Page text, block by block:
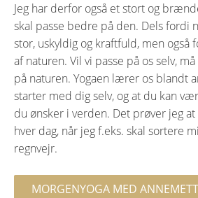
Jeg har derfor også et stort og
skal passe bedre på den. Dels fordi
stor, uskyldig og kraftfuld, men også
af naturen. Vil vi passe på os selv,
på naturen. Yogaen lærer os blandt
starter med dig selv, og at du kan
du ønsker i verden. Det prøver jeg
hver dag, når jeg f.eks. skal sortere
regnvejr.
MORGENYOGA MED